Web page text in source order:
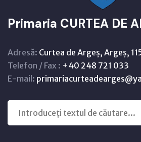
Primaria CURTEA DE
Adresă: Curtea de Argeș, Argeș,
Telefon / Fax : +40 248 721 033
E-mail: